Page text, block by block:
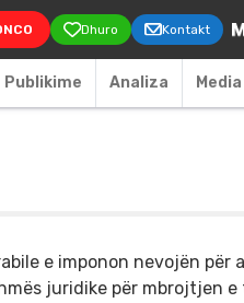
Dhuro Kontakt
Publikime Аnaliza Media
e imponon nevojën për
juridike për mbrojtjen e